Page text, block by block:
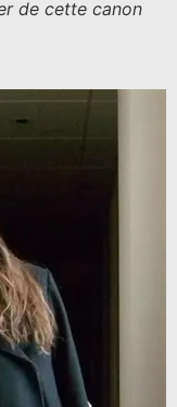
de cette canon